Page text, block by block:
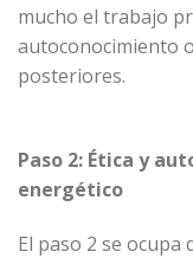
mucho el trabajo
autoconocimiento
posteriores.
Paso 2: Ética y
energético
El paso 2 se ocupa